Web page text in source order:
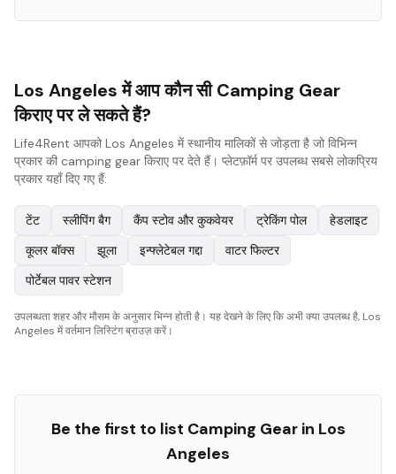
Los Angeles में आप कौन सी Camping Gear
किराए पर ले सकते हैं?
Life4Rent आपको Los Angeles में स्थानीय मालिकों से जोड़ता है जो विभिन्न
प्रकार की camping gear किराए पर देते हैं। प्लेटफ़ॉर्म पर उपलब्ध सबसे लोकप्रिय
प्रकार यहाँ दिए गए हैं:
टेंट स्लीपिंग बैग कैंप स्टोव और कुकवेयर ट्रेकिंग पोल
हेडलाइट
कूलर बॉक्स
झूला इन्फ्लेटेबल गद्दा
वाटर फिल्टर
पोर्टेबल पावर स्टेशन
उपलब्धता शहर और मौसम के अनुसार भिन्न होती है। यह देखने के लिए कि अभी क्या उपलब्ध है, Los
Angeles में वर्तमान लिस्टिंग ब्राउज़ करें।
Be the first to list Camping Gearin Los
Angeles